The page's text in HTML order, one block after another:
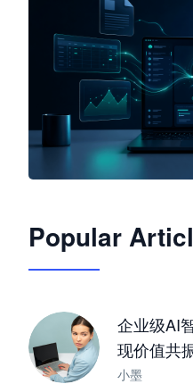
JimoClaw 桌面 AI
Popular
企业级AI
现价值共
小墨